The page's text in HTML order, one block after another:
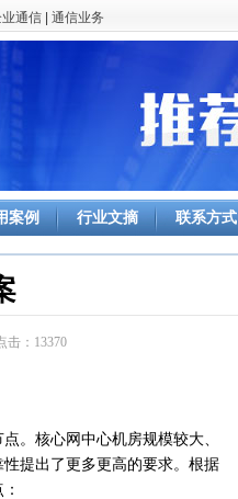
通信 通信业务
案例 行业文摘 联系方式
击： 13370
核心网中心机房规模较大、
提出了更多更高的要求。根据